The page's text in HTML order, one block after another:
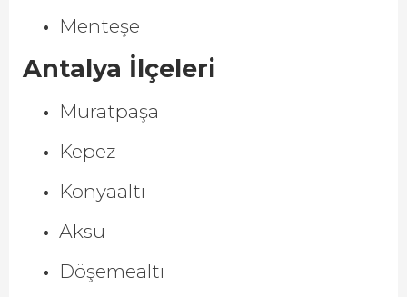
Menteşe
Antalya İlçeleri
Muratpaşa
Kepez
Konyaaltı
Aksu
Döşemealtı